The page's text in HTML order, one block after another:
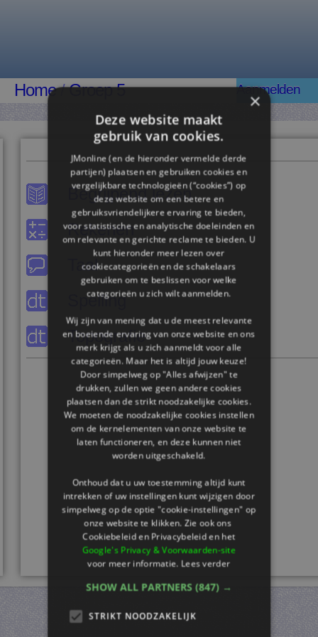
Home/Groep 5 Aanmelden
Begrijpend lezen
Rekenen
Taal
Spelling
Topografie
×
Deze website maakt
gebruik van cookies.
JMonline (en de hieronder vermelde derde
partijen) plaatsen en gebruiken cookies en
vergelijkbare technologieën (“cookies”) op
deze website om een ​​betere en
gebruiksvriendelijkere ervaring te bieden,
voor statistische en analytische doeleinden en
om relevante en gerichte reclame te bieden. U
kunt hieronder meer lezen over
cookiecategorieën en de schakelaars
gebruiken om te beslissen voor welke
categorieën u zich wilt aanmelden.
Wij zijn van mening dat u de meest relevante
en boeiende ervaring van onze website en ons
merk krijgt als u zich aanmeldt voor alle
categorieën. Maar het is altijd jouw keuze!
Door simpelweg op "Alles afwijzen" te
drukken, zullen we geen andere cookies
plaatsen dan de strikt noodzakelijke cookies.
We moeten de noodzakelijke cookies instellen
om de kernelementen van onze website te
laten functioneren, en deze kunnen niet
worden uitgeschakeld.
Onthoud dat u uw toestemming altijd kunt
intrekken of uw instellingen kunt wijzigen door
simpelweg op de optie "cookie-instellingen" op
onze website te klikken. Zie ook ons ​​
Cookiebeleid en Privacybeleid en het
Google's Privacy & Voorwaarden-site
voor meer informatie.Lees verder
SHOW ALL PARTNERS (847) →
STRIKT NOODZAKELIJK